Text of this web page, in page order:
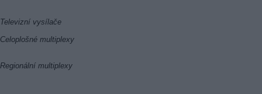
Televizní vysílače
Celoplošné multiplexy
Regionální multiplexy